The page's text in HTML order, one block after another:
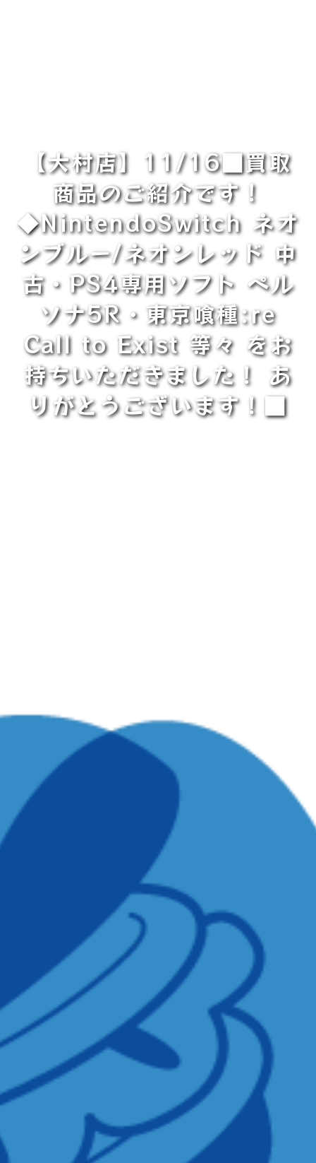
【大村店】11/16■買取
商品のご紹介です！
◆NintendoSwitch ネオ
ンブルー/ネオンレッド 中
古・PS4専用ソフト ペル
ソナ5R・東京喰種:re
Call to Exist 等々 をお
持ちいただきました！ あ
りがとうございます！■